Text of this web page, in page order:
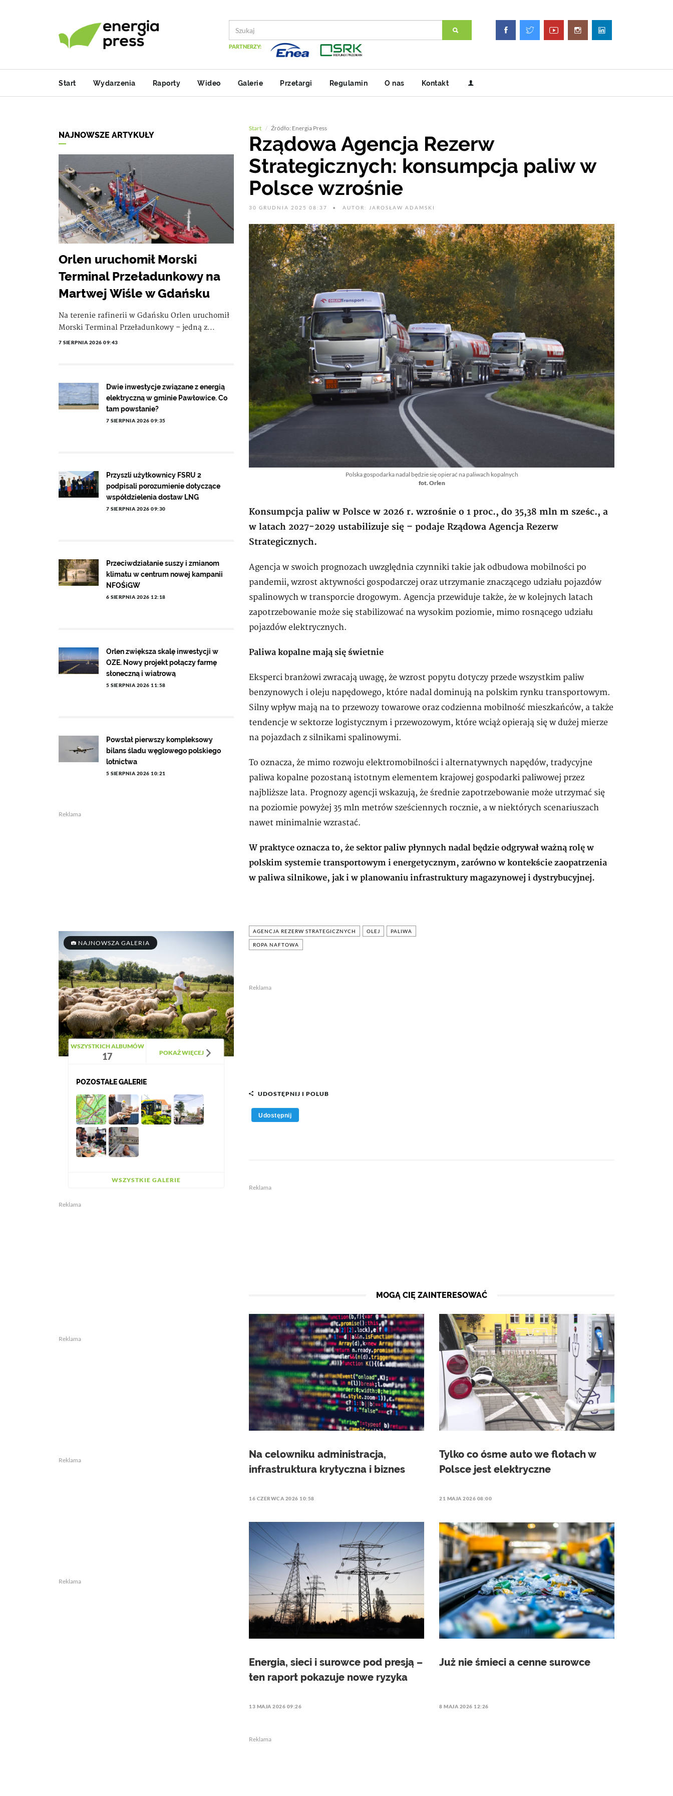
PARTNERZY:
Start Wydarzenia Raporty Wideo Galerie Przetargi Regulamin O nas Kontakt
Start Źródło: Energia Press
Rządowa Agencja Rezerw
Strategicznych: konsumpcja paliw w
Polsce wzrośnie
30 GRUDNIA 2025 08:37 AUTOR: JAROSŁAW ADAMSKI
Polska gospodarka nadal będzie się opierać na paliwach kopalnych
fot. Orlen
Konsumpcja paliw w Polsce w 2026 r. wzrośnie o 1 proc., do 35,38 mln m sześc., a
w latach 2027-2029 ustabilizuje się – podaje Rządowa Agencja Rezerw
Strategicznych.
Agencja w swoich prognozach uwzględnia czynniki takie jak odbudowa mobilności po
pandemii, wzrost aktywności gospodarczej oraz utrzymanie znaczącego udziału pojazdów
spalinowych w transporcie drogowym. Agencja przewiduje także, że w kolejnych latach
zapotrzebowanie może się stabilizować na wysokim poziomie, mimo rosnącego udziału
pojazdów elektrycznych.
Paliwa kopalne mają się świetnie
Eksperci branżowi zwracają uwagę, że wzrost popytu dotyczy przede wszystkim paliw
benzynowych i oleju napędowego, które nadal dominują na polskim rynku transportowym.
Silny wpływ mają na to przewozy towarowe oraz codzienna mobilność mieszkańców, a także
tendencje w sektorze logistycznym i przewozowym, które wciąż opierają się w dużej mierze
na pojazdach z silnikami spalinowymi.
To oznacza, że mimo rozwoju elektromobilności i alternatywnych napędów, tradycyjne
paliwa kopalne pozostaną istotnym elementem krajowej gospodarki paliwowej przez
najbliższe lata. Prognozy agencji wskazują, że średnie zapotrzebowanie może utrzymać się
na poziomie powyżej 35 mln metrów sześciennych rocznie, a w niektórych scenariuszach
nawet minimalnie wzrastać.
W praktyce oznacza to, że sektor paliw płynnych nadal będzie odgrywał ważną rolę w
polskim systemie transportowym i energetycznym, zarówno w kontekście zaopatrzenia
w paliwa silnikowe, jak i w planowaniu infrastruktury magazynowej i dystrybucyjnej.
AGENCJA REZERW STRATEGICZNYCH OLEJ PALIWA
ROPA NAFTOWA
Reklama
UDOSTĘPNIJ I POLUB
Udostępnij
Reklama
MOGĄ CIĘ ZAINTERESOWAĆ
Na celowniku administracja,
infrastruktura krytyczna i biznes
16 CZERWCA 2026 10:58
Tylko co ósme auto we flotach w
Polsce jest elektryczne
21 MAJA 2026 08:00
Energia, sieci i surowce pod presją –
ten raport pokazuje nowe ryzyka
13 MAJA 2026 09:26
Już nie śmieci a cenne surowce
8 MAJA 2026 12:26
Reklama
NAJNOWSZE ARTYKUŁY
Orlen uruchomił Morski
Terminal Przeładunkowy na
Martwej Wiśle w Gdańsku
Na terenie rafinerii w Gdańsku Orlen uruchomił
Morski Terminal Przeładunkowy – jedną z...
7 SIERPNIA 2026 09:43
Dwie inwestycje związane z energią
elektryczną w gminie Pawłowice. Co
tam powstanie?
7 SIERPNIA 2026 09:35
Przyszli użytkownicy FSRU 2
podpisali porozumienie dotyczące
współdzielenia dostaw LNG
7 SIERPNIA 2026 09:30
Przeciwdziałanie suszy i zmianom
klimatu w centrum nowej kampanii
NFOŚiGW
6 SIERPNIA 2026 12:18
Orlen zwiększa skalę inwestycji w
OZE. Nowy projekt połączy farmę
słoneczną i wiatrową
5 SIERPNIA 2026 11:58
Powstał pierwszy kompleksowy
bilans śladu węglowego polskiego
lotnictwa
5 SIERPNIA 2026 10:21
Reklama
NAJNOWSZA GALERIA
WSZYSTKICH ALBUMÓW
17 POKAŻ WIĘCEJ
POZOSTAŁE GALERIE
WSZYSTKIE GALERIE
Reklama
Reklama
Reklama
Reklama